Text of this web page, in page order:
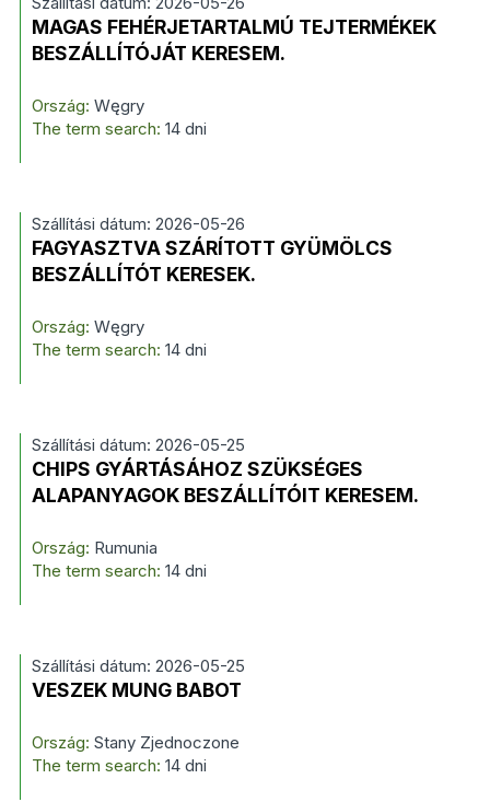
MAGAS FEHÉRJETARTALMÚ TEJTERMÉKEK
BESZÁLLÍTÓJÁT KERESEM.
Ország: Węgry
The term search: 14 dni
Szállítási dátum: 2026-05-26
FAGYASZTVA SZÁRÍTOTT GYÜMÖLCS
BESZÁLLÍTÓT KERESEK.
Ország: Węgry
The term search: 14 dni
Szállítási dátum: 2026-05-25
CHIPS GYÁRTÁSÁHOZ SZÜKSÉGES
ALAPANYAGOK BESZÁLLÍTÓIT KERESEM.
Ország: Rumunia
The term search: 14 dni
Szállítási dátum: 2026-05-25
VESZEK MUNG BABOT
Ország: Stany Zjednoczone
The term search: 14 dni